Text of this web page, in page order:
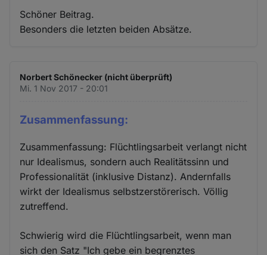
Schöner Beitrag.
Besonders die letzten beiden Absätze.
Norbert Schönecker (nicht überprüft)
Mi. 1 Nov 2017 - 20:01
Zusammenfassung:
Zusammenfassung: Flüchtlingsarbeit verlangt nicht
nur Idealismus, sondern auch Realitätssinn und
Professionalität (inklusive Distanz). Andernfalls
wirkt der Idealismus selbstzerstörerisch. Völlig
zutreffend.
Schwierig wird die Flüchtlingsarbeit, wenn man
sich den Satz "Ich gebe ein begrenztes